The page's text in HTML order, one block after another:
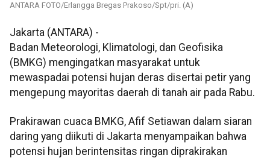
ANTARA FOTO/Erlangga Bregas Prakoso/Spt/pri. (A)
Jakarta (ANTARA) -
Badan Meteorologi, Klimatologi, dan Geofisika
(BMKG) mengingatkan masyarakat untuk
mewaspadai potensi hujan deras disertai petir yang
mengepung mayoritas daerah di tanah air pada Rabu.
Prakirawan cuaca BMKG, Afif Setiawan dalam siaran
daring yang diikuti di Jakarta menyampaikan bahwa
potensi hujan berintensitas ringan diprakirakan